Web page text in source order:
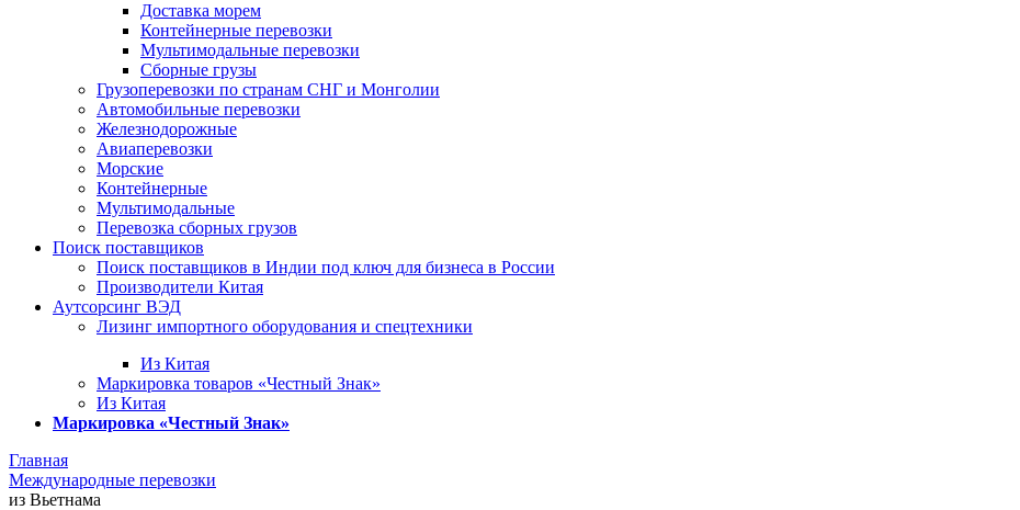
Доставка морем
Контейнерные перевозки
Мультимодальные перевозки
Сборные грузы
Грузоперевозки по странам СНГ и Монголии
Автомобильные перевозки
Железнодорожные
Авиаперевозки
Морские
Контейнерные
Мультимодальные
Перевозка сборных грузов
Поиск поставщиков
Поиск поставщиков в Индии под ключ для бизнеса в России
Производители Китая
Аутсорсинг ВЭД
Лизинг импортного оборудования и спецтехники
Из Китая
Маркировка товаров «Честный Знак»
Из Китая
Маркировка «Честный Знак»
Главная
Международные перевозки
из Вьетнама